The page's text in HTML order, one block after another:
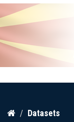
Skip
Datasets